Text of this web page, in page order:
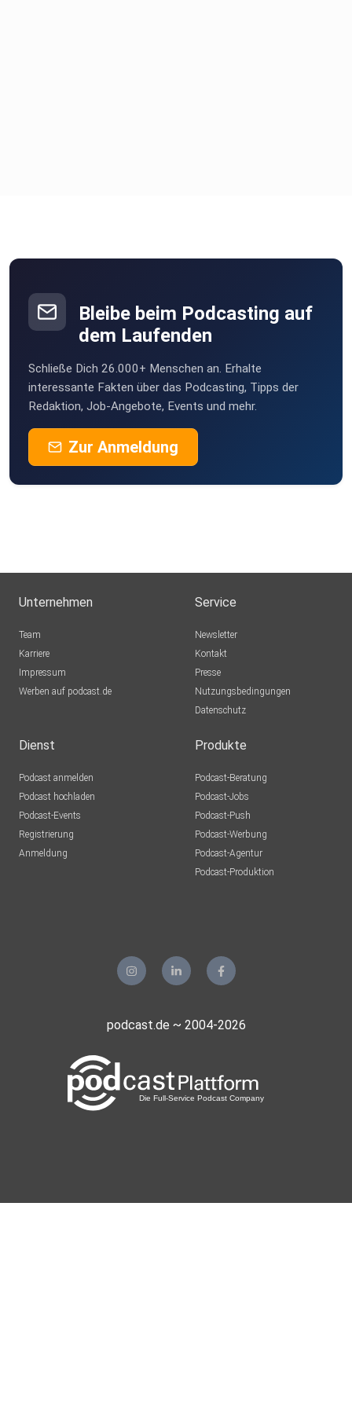
- Amazon Music
und besuche unsere News-Portale
- Trending Topics
Bleibe beim Podcasting auf
dem Laufenden
Schließe Dich 26.000+ Menschen an. Erhalte
interessante Fakten über das Podcasting, Tipps der
Redaktion, Job-Angebote, Events und mehr.
Zur Anmeldung
Unternehmen
Team
Karriere
Impressum
Werben auf podcast.de
Service
Newsletter
Kontakt
Presse
Nutzungsbedingungen
Datenschutz
Dienst
Podcast anmelden
Podcast hochladen
Podcast-Events
Registrierung
Anmeldung
Produkte
Podcast-Beratung
Podcast-Jobs
Podcast-Push
Podcast-Werbung
Podcast-Agentur
Podcast-Produktion
podcast.de ~ 2004-2026